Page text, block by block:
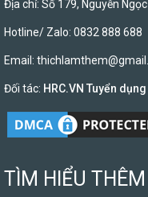
Địa chỉ: Số 179, Nguyễn Ngọc
Hotline/ Zalo: 0832 888 688
Email:
Đối tác: HRC.VN Tuyển
TÌM HIỂU THÊM